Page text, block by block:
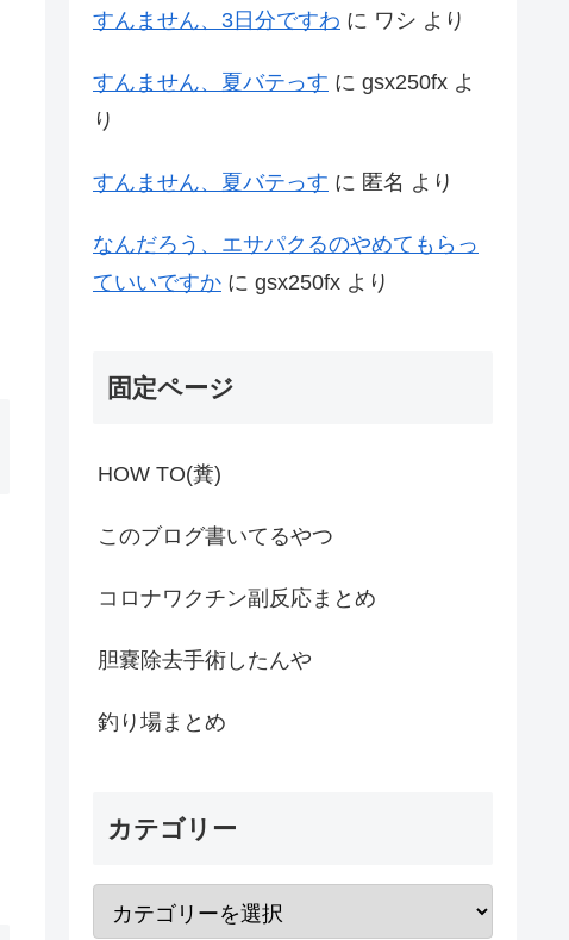
すんません、3日分ですわ に ワシ より
すんません、夏バテっす に gsx250fx よ
り
すんません、夏バテっす に 匿名 より
なんだろう、エサパクるのやめてもらっ
ていいですか に gsx250fx より
固定ページ
HOW TO(糞)
このブログ書いてるやつ
コロナワクチン副反応まとめ
胆嚢除去手術したんや
釣り場まとめ
カテゴリー